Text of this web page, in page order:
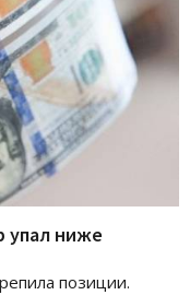
упал ниже
позиции.